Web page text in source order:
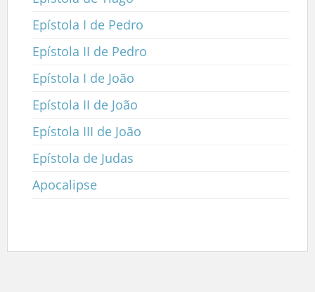
Epístola I de Pedro
Epístola II de Pedro
Epístola I de João
Epístola II de João
Epístola III de João
Epístola de Judas
Apocalipse